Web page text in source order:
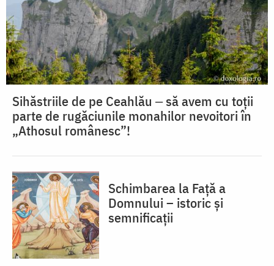
Sihăstriile de pe Ceahlău ‒ să avem cu toții
parte de rugăciunile monahilor nevoitori în
„Athosul românesc”!
Schimbarea la Față a
Domnului – istoric și
semnificații